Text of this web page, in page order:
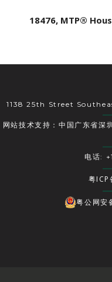
18476, MTP®
1138 25th Street
网站技术支持：中国广东省深
电话:
粤
粤公网